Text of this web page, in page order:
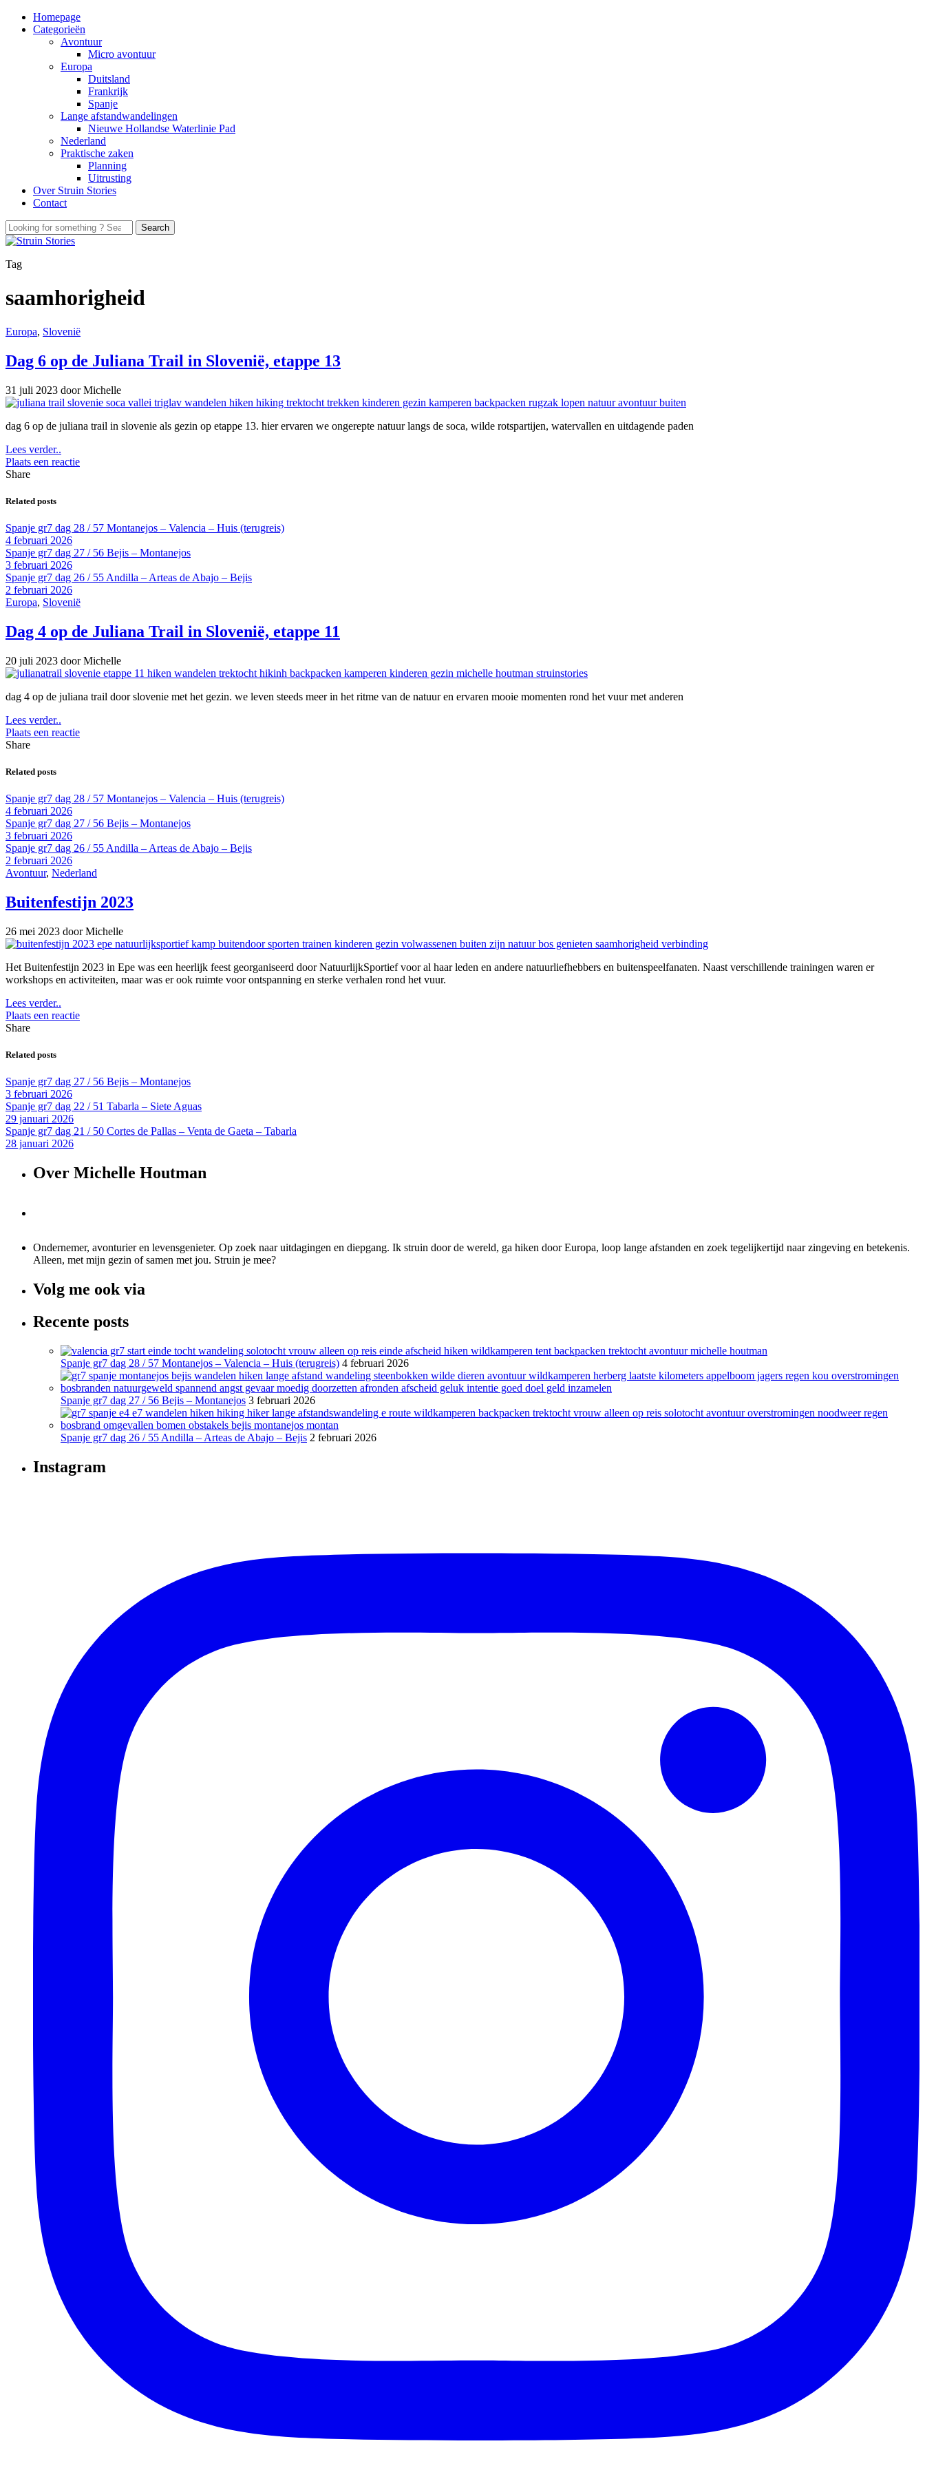
Homepage
Categorieën
Avontuur
Micro avontuur
Europa
Duitsland
Frankrijk
Spanje
Lange afstandwandelingen
Nieuwe Hollandse Waterlinie Pad
Nederland
Praktische zaken
Planning
Uitrusting
Over Struin Stories
Contact
Tag
saamhorigheid
Europa, Slovenië
Dag 6 op de Juliana Trail in Slovenië, etappe 13
31 juli 2023 door Michelle
dag 6 op de juliana trail in slovenie als gezin op etappe 13. hier ervaren we ongerepte natuur langs de soca, wilde rotspartijen, watervallen en uitdagende paden
Lees verder..
Plaats een reactie
Share
Related posts
Spanje gr7 dag 28 / 57 Montanejos – Valencia – Huis (terugreis)
4 februari 2026
Spanje gr7 dag 27 / 56 Bejis – Montanejos
3 februari 2026
Spanje gr7 dag 26 / 55 Andilla – Arteas de Abajo – Bejis
2 februari 2026
Europa, Slovenië
Dag 4 op de Juliana Trail in Slovenië, etappe 11
20 juli 2023 door Michelle
dag 4 op de juliana trail door slovenie met het gezin. we leven steeds meer in het ritme van de natuur en ervaren mooie momenten rond het vuur met anderen
Lees verder..
Plaats een reactie
Share
Related posts
Spanje gr7 dag 28 / 57 Montanejos – Valencia – Huis (terugreis)
4 februari 2026
Spanje gr7 dag 27 / 56 Bejis – Montanejos
3 februari 2026
Spanje gr7 dag 26 / 55 Andilla – Arteas de Abajo – Bejis
2 februari 2026
Avontuur, Nederland
Buitenfestijn 2023
26 mei 2023 door Michelle
Het Buitenfestijn 2023 in Epe was een heerlijk feest georganiseerd door NatuurlijkSportief voor al haar leden en andere natuurliefhebbers en buitenspeelfanaten. Naast verschillende trainingen waren er
workshops en activiteiten, maar was er ook ruimte voor ontspanning en sterke verhalen rond het vuur.
Lees verder..
Plaats een reactie
Share
Related posts
Spanje gr7 dag 27 / 56 Bejis – Montanejos
3 februari 2026
Spanje gr7 dag 22 / 51 Tabarla – Siete Aguas
29 januari 2026
Spanje gr7 dag 21 / 50 Cortes de Pallas – Venta de Gaeta – Tabarla
28 januari 2026
Over Michelle Houtman
Ondernemer, avonturier en levensgenieter. Op zoek naar uitdagingen en diepgang. Ik struin door de wereld, ga hiken door Europa, loop lange afstanden en zoek tegelijkertijd naar zingeving en betekenis.
Alleen, met mijn gezin of samen met jou. Struin je mee?
Volg me ook via
Recente posts
Spanje gr7 dag 28 / 57 Montanejos – Valencia – Huis (terugreis) 4 februari 2026
Spanje gr7 dag 27 / 56 Bejis – Montanejos 3 februari 2026
Spanje gr7 dag 26 / 55 Andilla – Arteas de Abajo – Bejis 2 februari 2026
Instagram